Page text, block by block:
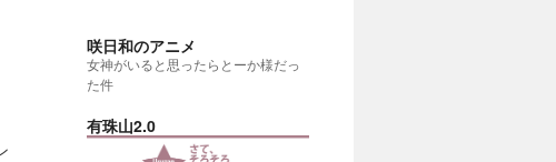
咲日和のアニメ
女神がいると思ったらとーか様だっ
た件
有珠山2.0